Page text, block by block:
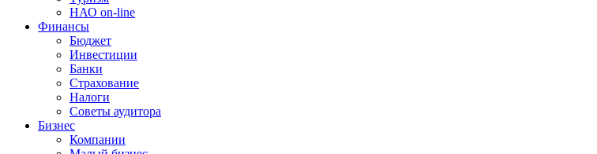
НАО on-line
Финансы
Бюджет
Инвестиции
Банки
Страхование
Налоги
Советы аудитора
Бизнес
Компании